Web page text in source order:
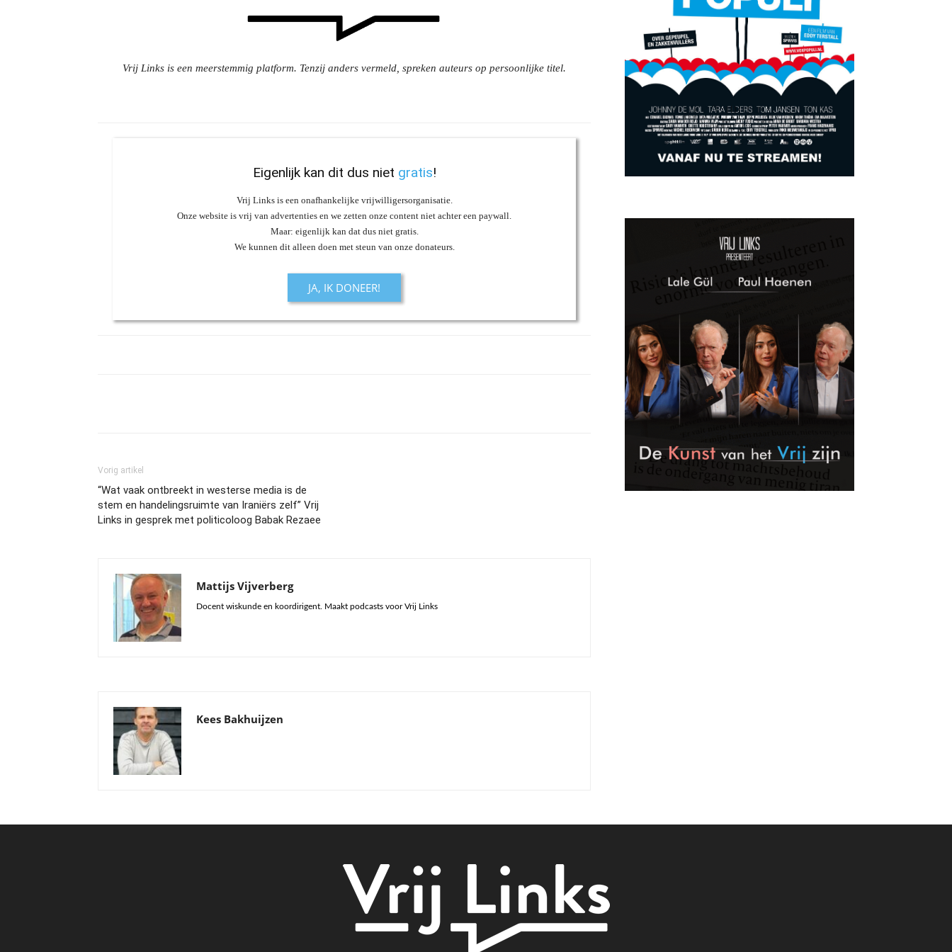
Vrij Links is een meerstemmig platform. Tenzij anders vermeld, spreken auteurs op persoonlijke titel.
Eigenlijk kan dit dus niet gratis!
Vrij Links is een onafhankelijke vrijwilligersorganisatie.
Onze website is vrij van advertenties en we zetten onze content niet achter een paywall.
Maar: eigenlijk kan dat dus niet gratis.
We kunnen dit alleen doen met steun van onze donateurs.
JA, IK DONEER!
Vorig artikel
“Wat vaak ontbreekt in westerse media is de
stem en handelingsruimte van Iraniërs zelf” Vrij
Links in gesprek met politicoloog Babak Rezaee
Mattijs Vijverberg
Docent wiskunde en koordirigent. Maakt podcasts voor Vrij Links
Kees Bakhuijzen